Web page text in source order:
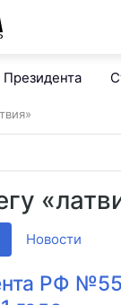
Президента
Новости
РФ